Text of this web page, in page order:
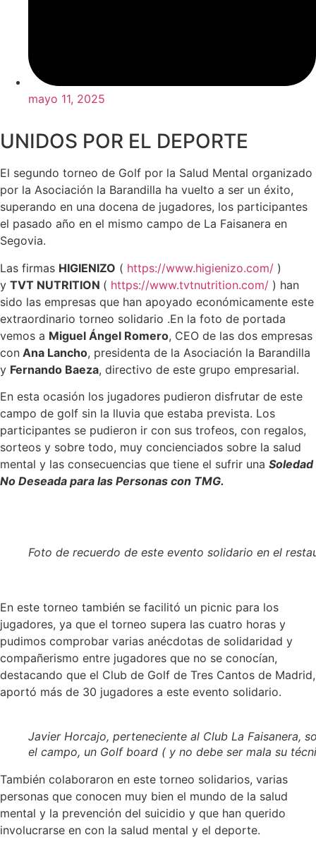
mayo 11, 2025
UNIDOS POR EL DEPORTE
El segundo torneo de Golf por la Salud Mental organizado
por la Asociación la Barandilla ha vuelto a ser un éxito,
superando en una docena de jugadores, los participantes
el pasado año en el mismo campo de La Faisanera en
Segovia.
Las firmas HIGIENIZO ( https://www.higienizo.com/ )
y TVT NUTRITION ( https://www.tvtnutrition.com/ ) han
sido las empresas que han apoyado económicamente este
extraordinario torneo solidario .En la foto de portada
vemos a Miguel Ángel Romero, CEO de las dos empresas
con Ana Lancho, presidenta de la Asociación la Barandilla
y Fernando Baeza, directivo de este grupo empresarial.
En esta ocasión los jugadores pudieron disfrutar de este
campo de golf sin la lluvia que estaba prevista. Los
participantes se pudieron ir con sus trofeos, con regalos,
sorteos y sobre todo, muy concienciados sobre la salud
mental y las consecuencias que tiene el sufrir una Soledad
No Deseada para las Personas con TMG.
Foto de recuerdo de este evento solidario en el
En este torneo también se facilitó un picnic para los
jugadores, ya que el torneo supera las cuatro horas y
pudimos comprobar varias anécdotas de solidaridad y
compañerismo entre jugadores que no se conocían,
destacando que el Club de Golf de Tres Cantos de Madrid,
aportó más de 30 jugadores a este evento solidario.
Javier Horcajo, perteneciente al Club La Faisanera,
el campo, un Golf board ( y no debe ser mala su
También colaboraron en este torneo solidarios, varias
personas que conocen muy bien el mundo de la salud
mental y la prevención del suicidio y que han querido
involucrarse en con la salud mental y el deporte.